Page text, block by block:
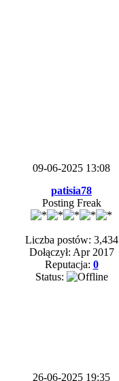
09-06-2025 13:08
patisia78
Posting Freak
Liczba postów: 3,434
Dołączył: Apr 2017
Reputacja: 0
Status:
26-06-2025 19:35